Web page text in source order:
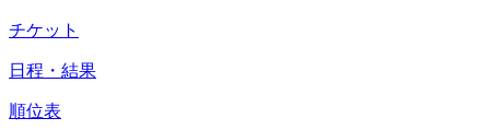
チケット
日程・結果
順位表